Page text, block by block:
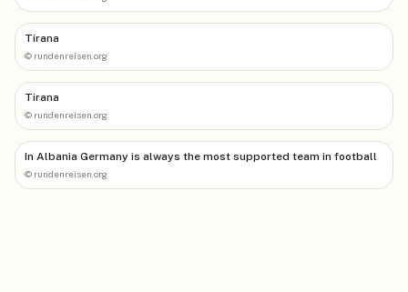
Tirana
© rundenreisen.org
Tirana
© rundenreisen.org
In Albania Germany is always the most supported team in football
© rundenreisen.org